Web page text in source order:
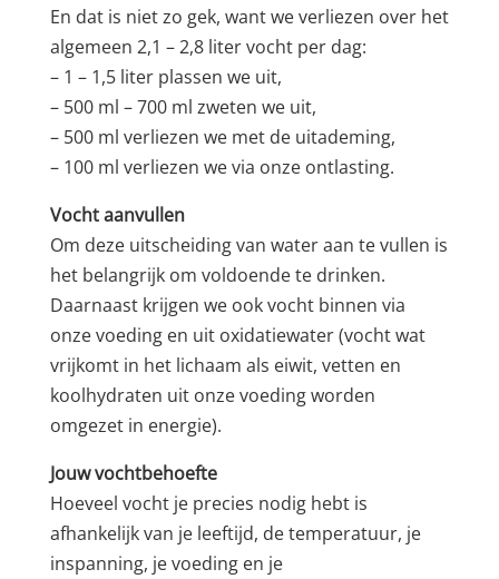
En dat is niet zo gek, want we verliezen over het
algemeen 2,1 – 2,8 liter vocht per dag:
– 1 – 1,5 liter plassen we uit,
– 500 ml – 700 ml zweten we uit,
– 500 ml verliezen we met de uitademing,
– 100 ml verliezen we via onze ontlasting.
Vocht aanvullen
Om deze uitscheiding van water aan te vullen is
het belangrijk om voldoende te drinken.
Daarnaast krijgen we ook vocht binnen via
onze voeding en uit oxidatiewater (vocht wat
vrijkomt in het lichaam als eiwit, vetten en
koolhydraten uit onze voeding worden
omgezet in energie).
Jouw vochtbehoefte
Hoeveel vocht je precies nodig hebt is
afhankelijk van je leeftijd, de temperatuur, je
inspanning, je voeding en je